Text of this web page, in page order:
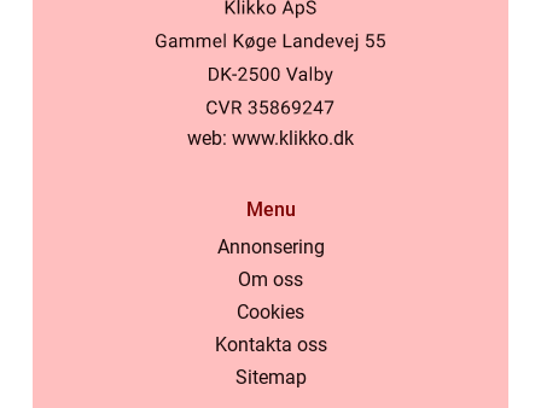
web: www.klikko.dk
Menu
Annonsering
Om oss
Cookies
Kontakta oss
Sitemap